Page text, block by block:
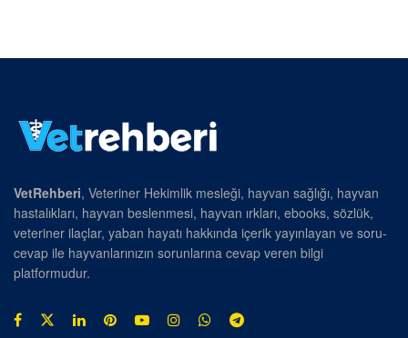
VetRehberi, Veteriner Hekimlik mesleği, hayvan sağlığı, hayvan
hastalıkları, hayvan beslenmesi, hayvan ırkları, ebooks, sözlük,
veteriner ilaçlar, yaban hayatı hakkında içerik yayınlayan ve soru-
cevap ile hayvanlarınızın sorunlarına cevap veren bilgi
platformudur.